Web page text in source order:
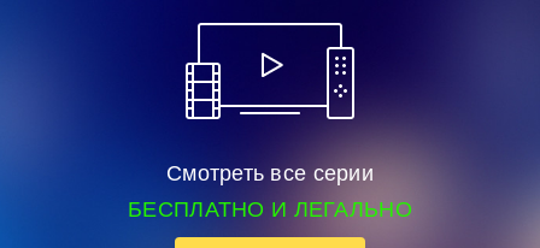
Смотреть все серии
БЕСПЛАТНО И ЛЕГАЛЬНО